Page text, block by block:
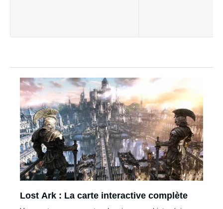
Lost Ark : La carte interactive complète